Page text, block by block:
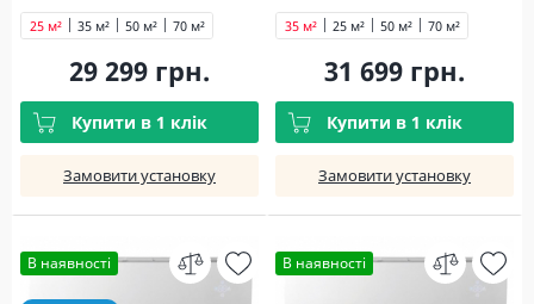
25 м² 35 м² 50 м² 70 м²
29 299 грн.
Купити в 1 клік
Замовити установку
25 м²
35 м² 50 м² 70 м²
31 699 грн.
Купити в 1 клік
Замовити установку
В наявності В наявності